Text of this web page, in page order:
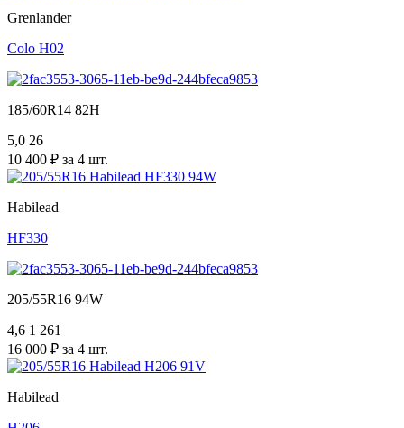
Grenlander
Colo H02
185/60R14 82H
5,0 26
10 400 ₽ за 4 шт.
Habilead
HF330
205/55R16 94W
4,6 1 261
16 000 ₽ за 4 шт.
Habilead